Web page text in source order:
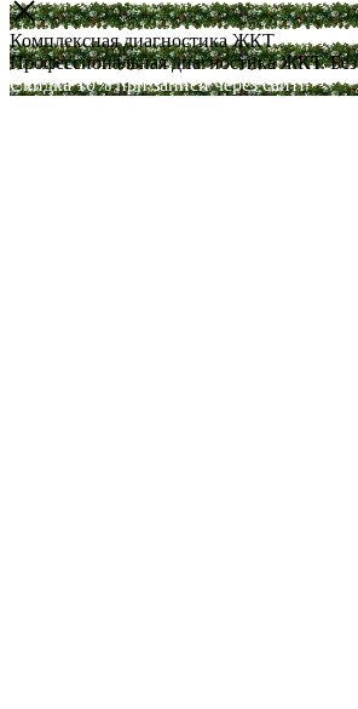
Комплексная диагностика ЖКТ
Профессиональная диагностика ЖКТ.
Скидка 10% при записи через сайт!